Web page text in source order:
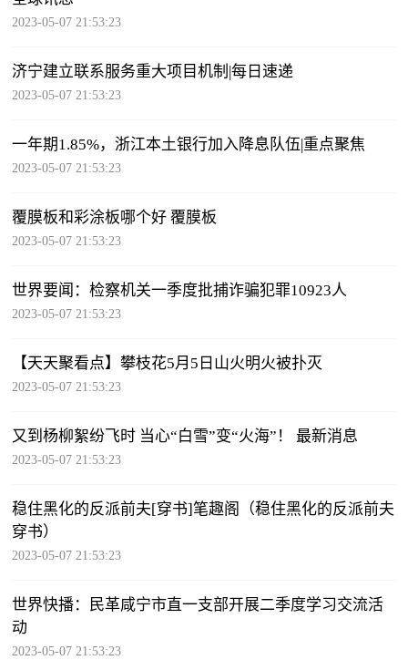
2023-05-07 21:53:23
济宁建立联系服务重大项目机制|每日速递
2023-05-07 21:53:23
一年期1.85%，浙江本土银行加入降息队伍|重点聚焦
2023-05-07 21:53:23
覆膜板和彩涂板哪个好 覆膜板
2023-05-07 21:53:23
世界要闻：检察机关一季度批捕诈骗犯罪10923人
2023-05-07 21:53:23
【天天聚看点】攀枝花5月5日山火明火被扑灭
2023-05-07 21:53:23
又到杨柳絮纷飞时 当心“白雪”变“火海”！ 最新消息
2023-05-07 21:53:23
稳住黑化的反派前夫[穿书]笔趣阁（稳住黑化的反派前夫
穿书）
2023-05-07 21:53:23
世界快播：民革咸宁市直一支部开展二季度学习交流活
动
2023-05-07 21:53:23